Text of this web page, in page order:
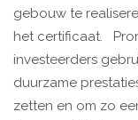
gebouw te
het certificaat.
investeerders
duurzame
zetten en om zo